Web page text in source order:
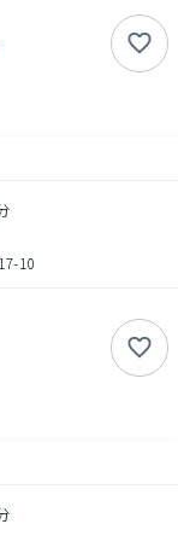
10